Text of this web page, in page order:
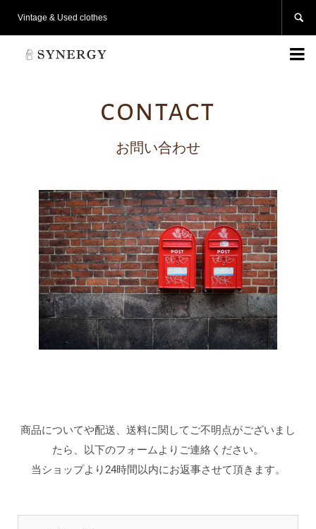
Vintage & Used clothes 

contact
お問い合わせ
商品についてや配送、送料に関してご不明点がございまし
たら、以下のフォームよりご連絡ください。
当ショップより24時間以内にお返事させて頂きます。